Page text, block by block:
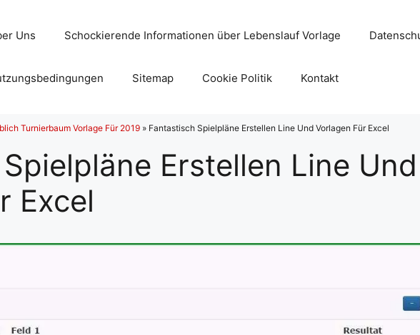
Uns Schockierende Informationen über Lebenslauf Vorlage
Sitemap Cookie Politik Kontakt
Turnierbaum Vorlage Für 2019 » Fantastisch Spielpläne Erstellen Line Und Vorlagen Für Excel
Erstellen Line Und
Excel